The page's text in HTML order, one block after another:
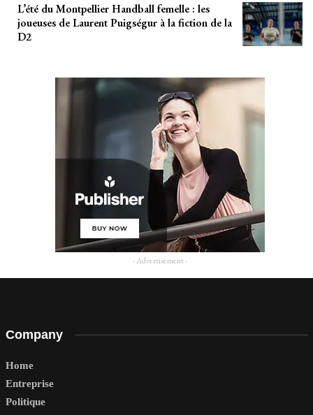
L’été du Montpellier Handball femelle : les
joueuses de Laurent Puigségur à la fiction de la
D2
- Advertisement -
Company
Home
Entreprise
Politique